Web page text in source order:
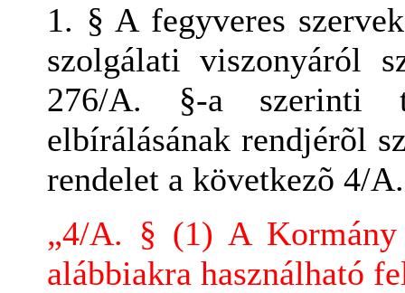
1. § A fegyveres
szolgálati viszonyáról
276/A. §-a szerinti
elbírálásának rendjérõl
rendelet a következõ 4/
„4/A. § (1) A
alábbiakra használható